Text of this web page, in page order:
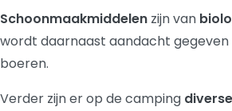
Schoonmaakmiddelenzijn van
wordt daarnaast aandacht
boeren.
Verder zijn er op de camping